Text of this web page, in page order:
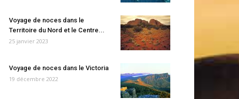
Voyage de noces dans le
Territoire du Nord et le Centre...
25 janvier 2023
Voyage de noces dans le Victoria
19 décembre 2022